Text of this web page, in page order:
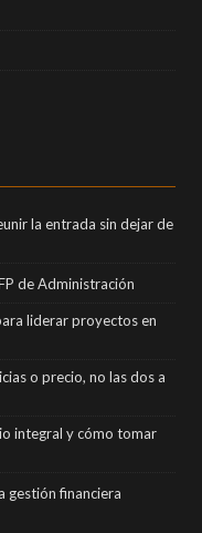
la entrada sin dejar de
de Administración
liderar proyectos en
o precio, no las dos a
integral y cómo tomar
gestión financiera